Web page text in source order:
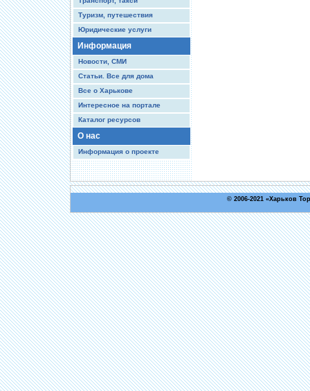
Туризм, путешествия
Юридические услуги
Информация
Новости, СМИ
Статьи. Все для дома
Все о Харькове
Интересное на портале
Каталог ресурсов
О нас
Информация о проекте
© 2006-2021 «Харьков